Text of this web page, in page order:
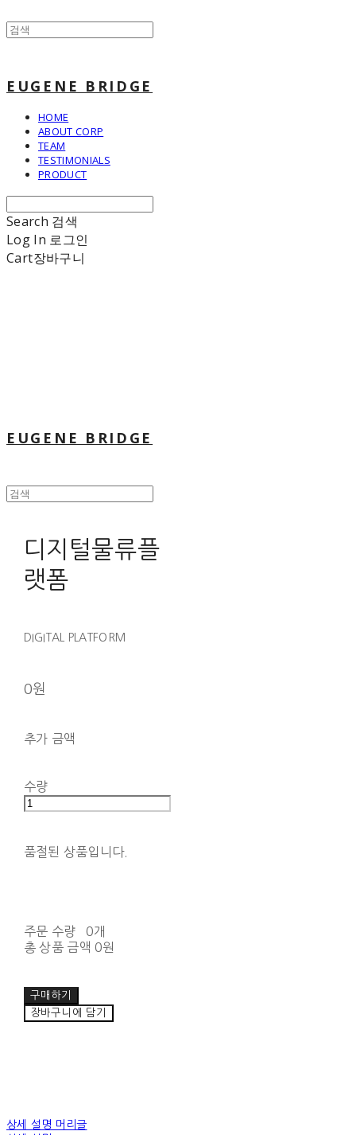
EUGENE BRIDGE
HOME
ABOUT CORP
TEAM
TESTIMONIALS
PRODUCT
Search 검색
Log In 로그인
Cart장바구니
EUGENE BRIDGE
디지털물류플
랫폼
DIGITAL PLATFORM
0원
추가 금액
수량
품절된 상품입니다.
주문 수량
0개
총 상품 금액 0원
구매하기
장바구니에 담기
상세 설명 머리글